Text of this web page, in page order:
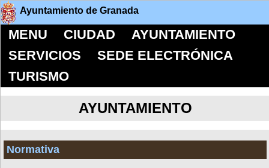
Ayuntamiento de Granada
MENU CIUDAD
AYUNTAMIENTO
SERVICIOS
SEDE ELECTRÓNICA
TURISMO
AYUNTAMIENTO
Normativa